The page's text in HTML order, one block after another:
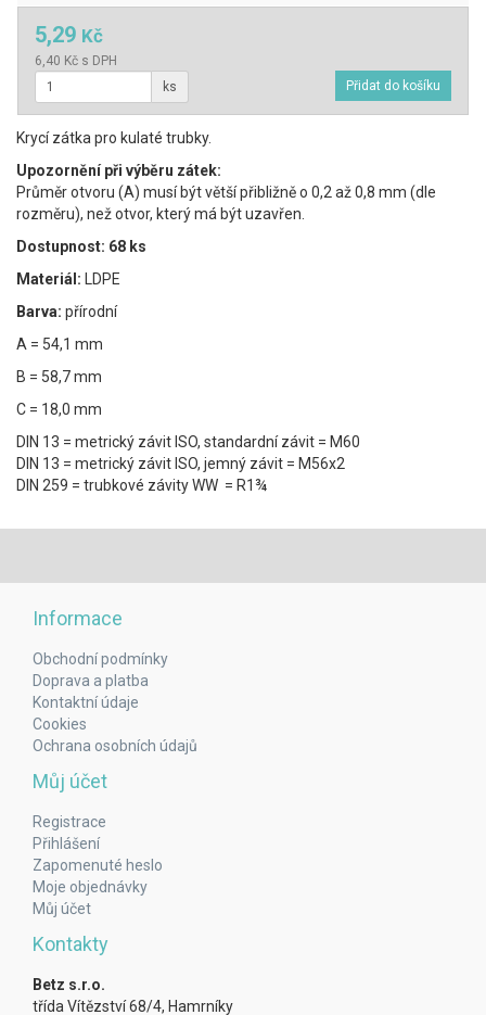
5,29 Kč
6,40 Kč s DPH
ks
Krycí zátka pro kulaté trubky.
Upozornění při výběru zátek:
Průměr otvoru (A) musí být větší přibližně o 0,2 až 0,8 mm (dle
rozměru), než otvor, který má být uzavřen.
Dostupnost: 68 ks
Materiál:
LDPE
Barva: přírodní
A = 54,1 mm
B = 58,7 mm
C = 18,0 mm
DIN 13 = metrický závit ISO, standardní závit = M60
DIN 13 = metrický závit ISO, jemný závit = M56x2
DIN 259 = trubkové závity WW = R1¾
Informace
Obchodní podmínky
Doprava a platba
Kontaktní údaje
Cookies
Ochrana osobních údajů
Můj účet
Registrace
Přihlášení
Zapomenuté heslo
Moje objednávky
Můj účet
Kontakty
Betz s.r.o.
třída Vítězství 68/4, Hamrníky